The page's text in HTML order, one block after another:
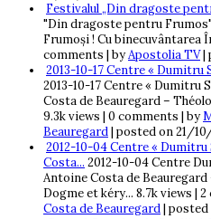
Festivalul „Din dragoste
"Din dragoste pentru
Frumoşi ! Cu binecuvântarea
comments | byApostolia TV|
2013-10-17 Centre «
2013-10-17 Centre « Dumitru
Costa de Beauregard –
9.3k views | 0 comments | by
Beauregard| posted on 21/
2012-10-04 Centre «
Costa... 2012-10-04 Centre
Antoine Costa de
Dogme et kéry... 8.7k views | 2
Costa de Beauregard| posted